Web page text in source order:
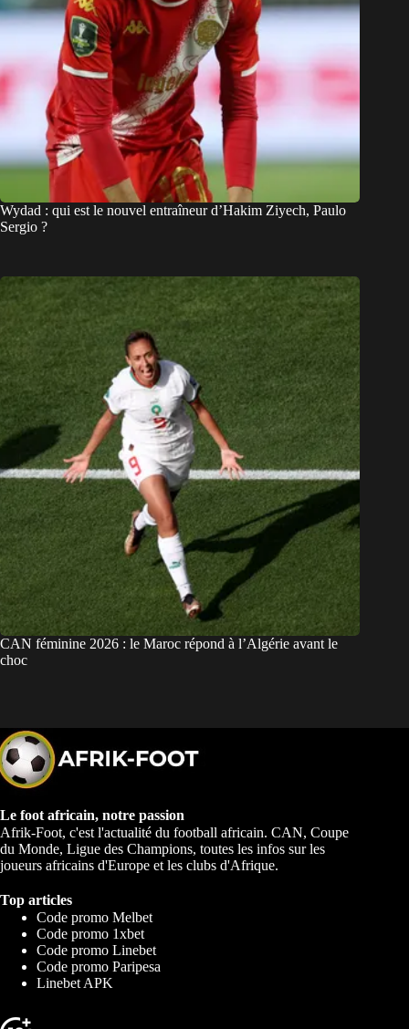
Wydad : qui est le nouvel entraîneur d’Hakim Ziyech, Paulo
Sergio ?
CAN féminine 2026 : le Maroc répond à l’Algérie avant le
choc
Le foot africain, notre passion
Afrik-Foot, c'est l'actualité du football africain. CAN, Coupe
du Monde, Ligue des Champions, toutes les infos sur les
joueurs africains d'Europe et les clubs d'Afrique.
Top articles
Code promo Melbet
Code promo 1xbet
Code promo Linebet
Code promo Paripesa
Linebet APK